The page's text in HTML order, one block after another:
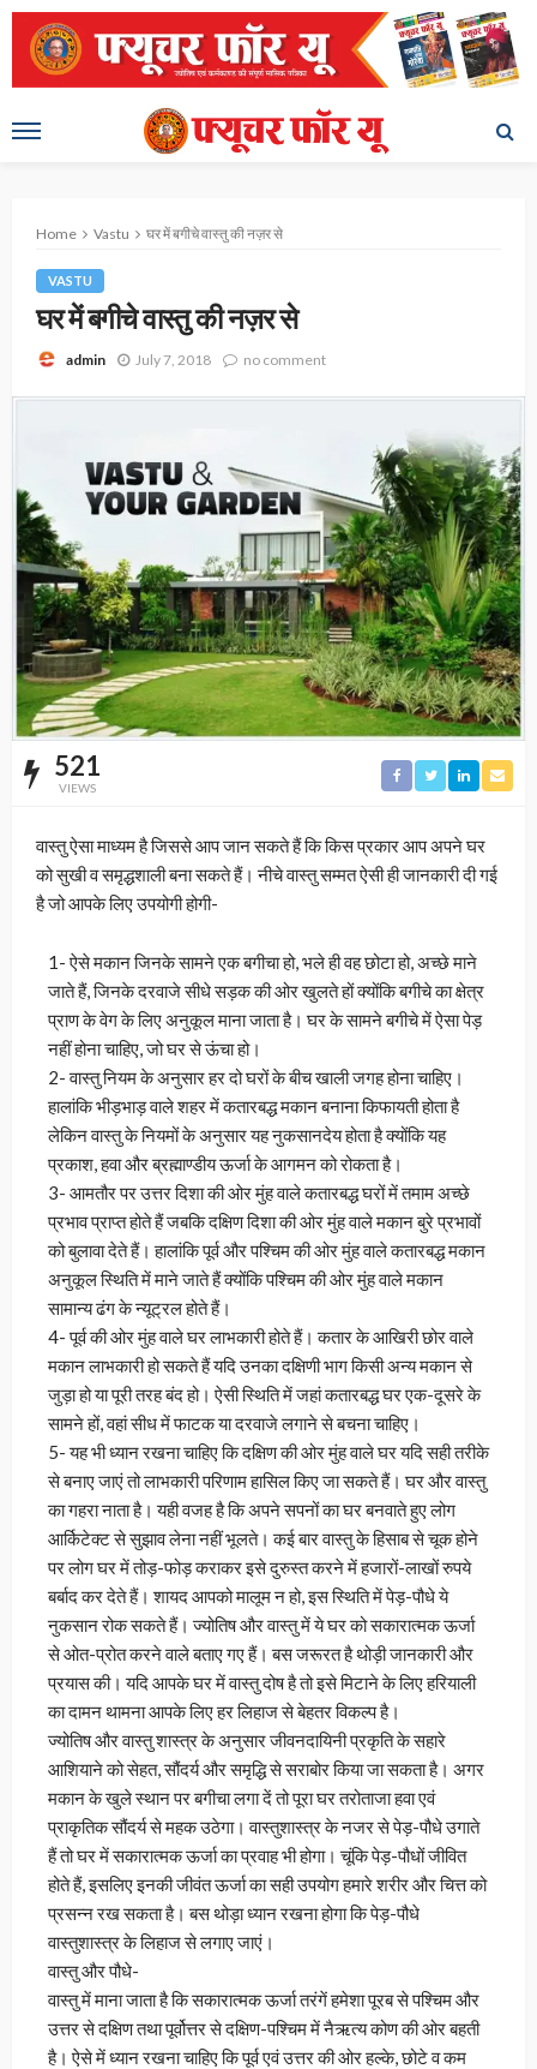
Home Vastu घर में बगीचे वास्तु की नज़र से
VASTU
घर में बगीचे वास्तु की नज़र से
admin July 7, 2018 no comment
521
VIEWS
वास्तु ऐसा माध्यम है जिससे आप जान सकते हैं कि किस प्रकार आप अपने घर
को सुखी व समृद्धशाली बना सकते हैं। नीचे वास्तु सम्मत ऐसी ही जानकारी दी गई
है जो आपके लिए उपयोगी होगी-
1- ऐसे मकान जिनके सामने एक बगीचा हो, भले ही वह छोटा हो, अच्छे माने
जाते हैं, जिनके दरवाजे सीधे सड़क की ओर खुलते हों क्योंकि बगीचे का क्षेत्र
प्राण के वेग के लिए अनुकूल माना जाता है। घर के सामने बगीचे में ऐसा पेड़
नहीं होना चाहिए, जो घर से ऊंचा हो।
2- वास्तु नियम के अनुसार हर दो घरों के बीच खाली जगह होना चाहिए।
हालांकि भीड़भाड़ वाले शहर में कतारबद्ध मकान बनाना किफायती होता है
लेकिन वास्तु के नियमों के अनुसार यह नुकसानदेय होता है क्योंकि यह
प्रकाश, हवा और ब्रह्माण्डीय ऊर्जा के आगमन को रोकता है।
3- आमतौर पर उत्तर दिशा की ओर मुंह वाले कतारबद्ध घरों में तमाम अच्छे
प्रभाव प्राप्त होते हैं जबकि दक्षिण दिशा की ओर मुंह वाले मकान बुरे प्रभावों
को बुलावा देते हैं। हालांकि पूर्व और पश्चिम की ओर मुंह वाले कतारबद्ध मकान
अनुकूल स्थिति में माने जाते हैं क्योंकि पश्चिम की ओर मुंह वाले मकान
सामान्य ढंग के न्यूट्रल होते हैं।
4- पूर्व की ओर मुंह वाले घर लाभकारी होते हैं। कतार के आखिरी छोर वाले
मकान लाभकारी हो सकते हैं यदि उनका दक्षिणी भाग किसी अन्य मकान से
जुड़ा हो या पूरी तरह बंद हो। ऐसी स्थिति में जहां कतारबद्ध घर एक-दूसरे के
सामने हों, वहां सीध में फाटक या दरवाजे लगाने से बचना चाहिए।
5- यह भी ध्यान रखना चाहिए कि दक्षिण की ओर मुंह वाले घर यदि सही तरीके
से बनाए जाएं तो लाभकारी परिणाम हासिल किए जा सकते हैं। घर और वास्तु
का गहरा नाता है। यही वजह है कि अपने सपनों का घर बनवाते हुए लोग
आर्किटेक्ट से सुझाव लेना नहीं भूलते। कई बार वास्तु के हिसाब से चूक होने
पर लोग घर में तोड़-फोड़ कराकर इसे दुरुस्त करने में हजारों-लाखों रुपये
बर्बाद कर देते हैं। शायद आपको मालूम न हो, इस स्थिति में पेड़-पौधे ये
नुकसान रोक सकते हैं। ज्योतिष और वास्तु में ये घर को सकारात्मक ऊर्जा
से ओत-प्रोत करने वाले बताए गए हैं। बस जरूरत है थोड़ी जानकारी और
प्रयास की। यदि आपके घर में वास्तु दोष है तो इसे मिटाने के लिए हरियाली
का दामन थामना आपके लिए हर लिहाज से बेहतर विकल्प है।
ज्योतिष और वास्तु शास्त्र के अनुसार जीवनदायिनी प्रकृति के सहारे
आशियाने को सेहत, सौंदर्य और समृद्धि से सराबोर किया जा सकता है। अगर
मकान के खुले स्थान पर बगीचा लगा दें तो पूरा घर तरोताजा हवा एवं
प्राकृतिक सौंदर्य से महक उठेगा। वास्तुशास्त्र के नजर से पेड़-पौधे उगाते
हैं तो घर में सकारात्मक ऊर्जा का प्रवाह भी होगा। चूंकि पेड़-पौधों जीवित
होते हैं, इसलिए इनकी जीवंत ऊर्जा का सही उपयोग हमारे शरीर और चित्त को
प्रसन्न रख सकता है। बस थोड़ा ध्यान रखना होगा कि पेड़-पौधे
वास्तुशास्त्र के लिहाज से लगाए जाएं।
वास्तु और पौधे-
वास्तु में माना जाता है कि सकारात्मक ऊर्जा तरंगें हमेशा पूरब से पश्चिम और
उत्तर से दक्षिण तथा पूर्वोत्तर से दक्षिण-पश्चिम में नैऋत्य कोण की ओर बहती
है। ऐसे में ध्यान रखना चाहिए कि पूर्व एवं उत्तर की ओर हल्के, छोटे व कम